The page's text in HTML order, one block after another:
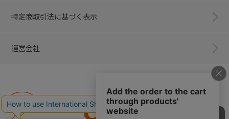
特定商取引法に基づく表示
運営会社